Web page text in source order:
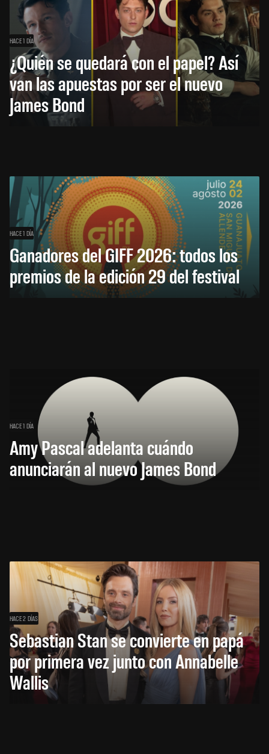
HACE 1 DÍA
¿Quién se quedará con el papel? Así
van las apuestas por ser el nuevo
James Bond
HACE 1 DÍA
Ganadores del GIFF 2026: todos los
premios de la edición 29 del festival
HACE 1 DÍA
Amy Pascal adelanta cuándo
anunciarán al nuevo James Bond
HACE 2 DÍAS
Sebastian Stan se convierte en papá
por primera vez junto con Annabelle
Wallis